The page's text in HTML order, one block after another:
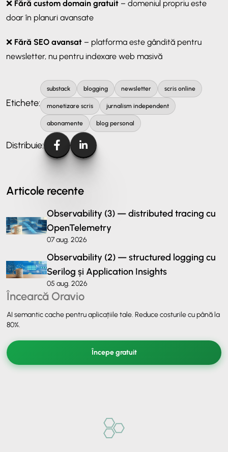
❌ Fără custom domain gratuit – domeniul propriu este
doar în planuri avansate
❌ Fără SEO avansat – platforma este gândită pentru
newsletter, nu pentru indexare web masivă
Etichete:
substack blogging newsletter scris online
monetizare scris jurnalism independent
abonamente blog personal
Distribuie:
Articole recente
Observability (3) — distributed tracing cu
OpenTelemetry
07 aug. 2026
Observability (2) — structured logging cu
Serilog și Application Insights
05 aug. 2026
Încearcă Oravio
AI semantic cache pentru aplicațiile tale. Reduce costurile cu până la
80%.
Începe gratuit